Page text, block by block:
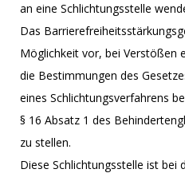
an eine Schlichtungsstelle
Das
Möglichkeit vor, bei Verstößen
die Bestimmungen des
eines Schlichtungsverfahrens
§ 16 Absatz 1 des
zu stellen.
Diese Schlichtungsstelle ist